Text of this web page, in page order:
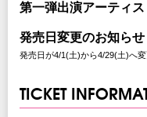
第一弾出演アーティス
発売日変更のお知らせ
発売日が4/1(土)から4/29(土)へ
TICKET